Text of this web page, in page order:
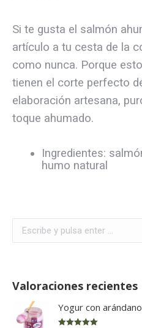
Si te gusta el salmón
artículo a tu cesta de la
como nunca. Porque
tienen el corte perfecto
elaboración artesana,
toque ahumado.
Ingredientes:
humo natural
Valoraciones recientes
Yogur con